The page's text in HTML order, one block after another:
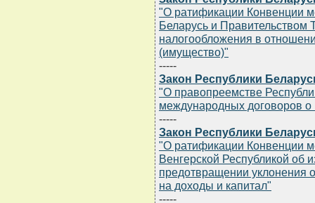
"О ратификации Конвенции
Беларусь и Правительством
налогообложения в
(имущество)"
-----
Закон Республики
"О правопреемстве
международных договоров
-----
Закон Республики
"О ратификации Конвенции
Венгерской Республикой об
предотвращении уклонения
на доходы и капитал"
-----